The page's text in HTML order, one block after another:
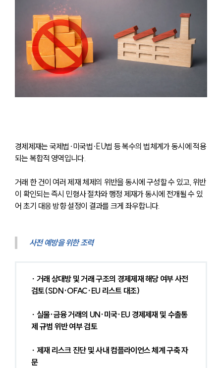
경제제재는 국제법·미국법·EU법 등 복수의 법체계가 동시에 적용
되는 복합적 영역입니다.
거래 한 건이 여러 제재 체제의 위반을 동시에 구성할 수 있고, 위반
이 확인되는 즉시 민형사 절차와 행정 제재가 동시에 전개될 수 있
어 초기 대응 방향 설정이 결과를 크게 좌우합니다.
사전 예방을 위한 조력
∙ 거래 상대방 및 거래 구조의 경제제재 해당 여부 사전
검토(SDN·OFAC·EU 리스트 대조)
∙ 실물·금융 거래의 UN·미국·EU 경제제재 및 수출통
제 규범 위반 여부 검토
∙ 제재 리스크 진단 및 사내 컴플라이언스 체계 구축 자
문